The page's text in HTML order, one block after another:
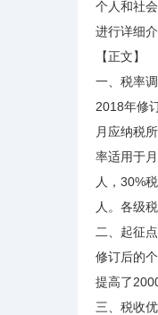
个人和社
进行详细介
【正文】
一、税率
2018年修
月应纳税
率适用于
人，30%
人。各级
二、起征
修订后的
提高了
三、税收